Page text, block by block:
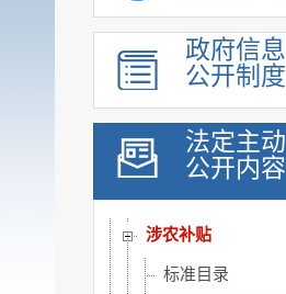
政府信息
公开制度
法定主动
公开内容
稳岗就业
国资国企信息
安全生产
治安管理
市政建设
涉农补贴
标准目录